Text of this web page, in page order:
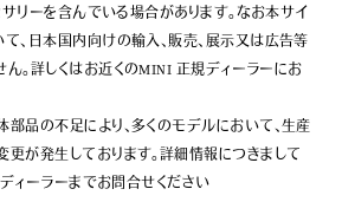
リーを含んでいる場合があります。なお本サイ
て、日本国内向けの輸入、販売、展示又は広告等
ん。詳しくはお近くのMINI 正規ディーラーにお
部品の不足により、多くのモデルにおいて、生産
更が発生しております。詳細情報につきまして
ィーラーまでお問合せください